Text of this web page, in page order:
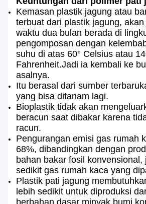
Kemasan plastik jagung atau
terbuat dari plastik jagung,
waktu dua bulan berada di
pengomposan dengan
suhu di atas 60° Celsius atau
Fahrenheit.Jadi ia kembali ke
asalnya.
Itu berasal dari sumber
yang bisa ditanam lagi.
Bioplastik tidak akan
beracun saat dibakar karena
racun.
Pengurangan emisi gas rumah
68%, dibandingkan dengan
bahan bakar fosil konvensional,
sedikit gas rumah kaca yang
Plastik pati jagung
lebih sedikit untuk diproduksi